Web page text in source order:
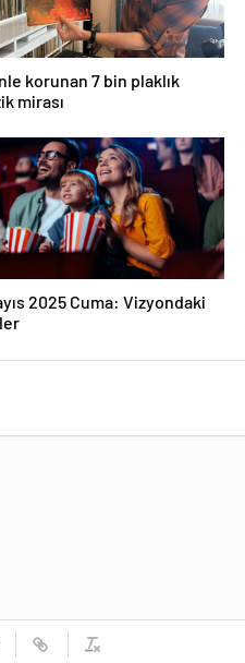
korunan 7 bin plaklık
mirası
2025 Cuma: Vizyondaki